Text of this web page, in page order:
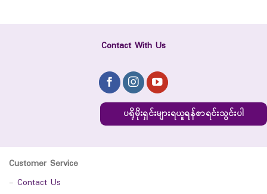
Contact With Us
ပရိုမိုးရှင်းများရယူရန်စာရင်းသွင်းပါ
Customer Service
- Contact Us